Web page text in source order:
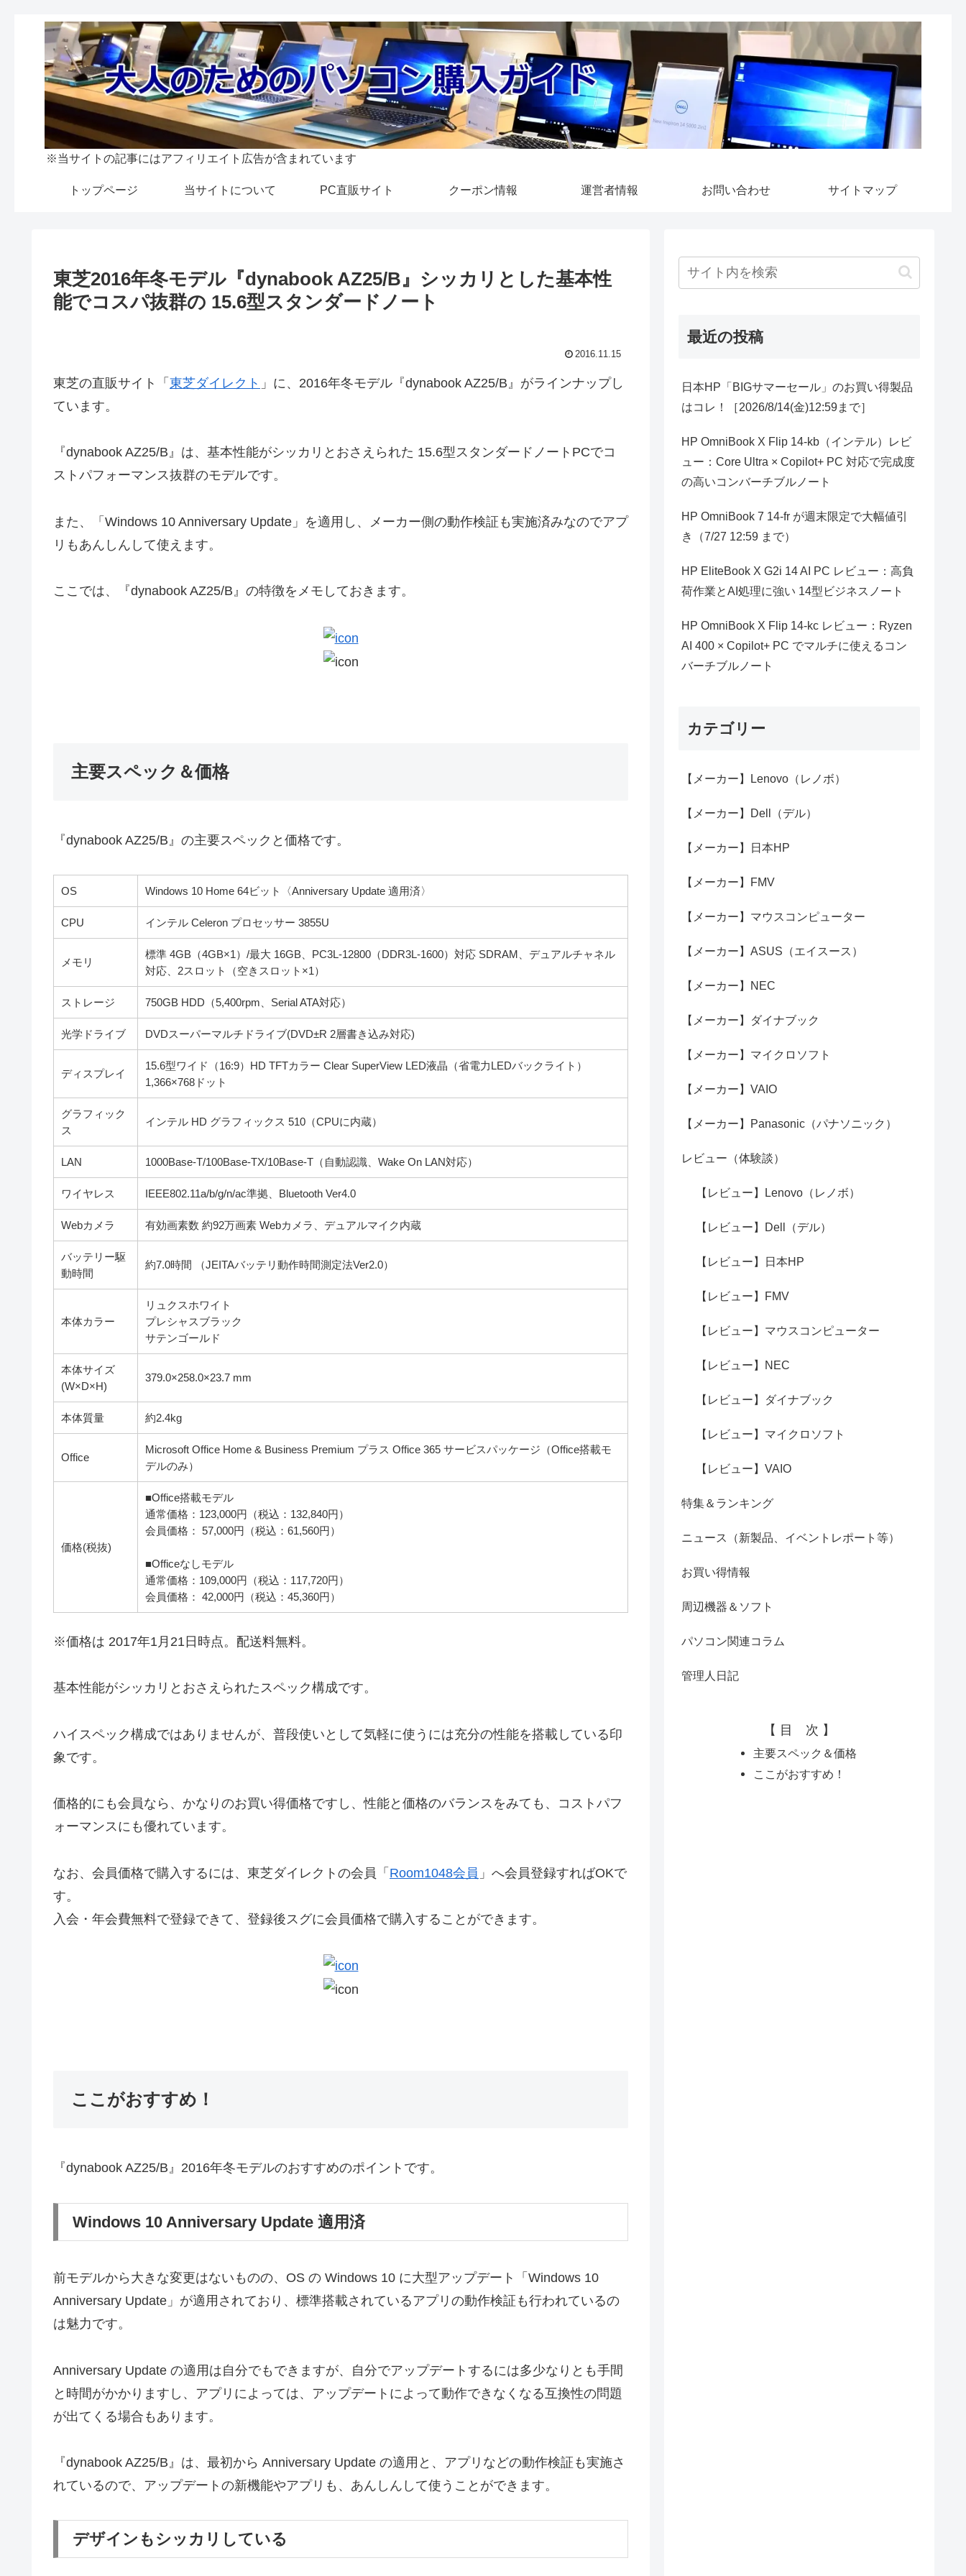
※当サイトの記事にはアフィリエイト広告が含まれています
トップページ 当サイトについて PC直販サイト クーポン情報 運営者情報 お問い合わせ サイトマップ
東芝2016年冬モデル『dynabook AZ25/B』シッカリとした基本性
能でコスパ抜群の 15.6型スタンダードノート
2016.11.15
東芝の直販サイト「 東芝ダイレクト 」に、2016年冬モデル『dynabook AZ25/B』がラインナップし
ています。
『dynabook AZ25/B』は、基本性能がシッカリとおさえられた 15.6型スタンダードノートPCでコ
ストパフォーマンス抜群のモデルです。
また、「Windows 10 Anniversary Update」を適用し、メーカー側の動作検証も実施済みなのでアプ
リもあんしんして使えます。
ここでは、『dynabook AZ25/B』の特徴をメモしておきます。
主要スペック＆価格
『dynabook AZ25/B』の主要スペックと価格です。
OS Windows 10 Home 64ビット〈Anniversary Update 適用済〉
CPU インテル Celeron プロセッサー 3855U
メモリ
標準 4GB（4GB×1）/最大 16GB、PC3L-12800（DDR3L-1600）対応 SDRAM、デュアルチャネル
対応、2スロット（空きスロット×1）
ストレージ 750GB HDD（5,400rpm、Serial ATA対応）
光学ドライブ DVDスーパーマルチドライブ(DVD±R 2層書き込み対応)
ディスプレイ
15.6型ワイド（16:9）HD TFTカラー Clear SuperView LED液晶（省電力LEDバックライト）
1,366×768ドット
グラフィック
ス
インテル HD グラフィックス 510（CPUに内蔵）
LAN 1000Base-T/100Base-TX/10Base-T（自動認識、Wake On LAN対応）
ワイヤレス IEEE802.11a/b/g/n/ac準拠、Bluetooth Ver4.0
Webカメラ 有効画素数 約92万画素 Webカメラ、デュアルマイク内蔵
バッテリー駆
動時間
約7.0時間 （JEITAバッテリ動作時間測定法Ver2.0）
本体カラー
リュクスホワイト
プレシャスブラック
サテンゴールド
本体サイズ
(W×D×H)
379.0×258.0×23.7 mm
本体質量 約2.4kg
Office
Microsoft Office Home & Business Premium プラス Office 365 サービスパッケージ（Office搭載モ
デルのみ）
価格(税抜)
■Office搭載モデル
通常価格：123,000円（税込：132,840円）
会員価格： 57,000円（税込：61,560円）
■Officeなしモデル
通常価格：109,000円（税込：117,720円）
会員価格： 42,000円（税込：45,360円）
※価格は 2017年1月21日時点。配送料無料。
基本性能がシッカリとおさえられたスペック構成です。
ハイスペック構成ではありませんが、普段使いとして気軽に使うには充分の性能を搭載している印
象です。
価格的にも会員なら、かなりのお買い得価格ですし、性能と価格のバランスをみても、コストパフ
ォーマンスにも優れています。
なお、会員価格で購入するには、東芝ダイレクトの会員「 Room1048会員 」へ会員登録すればOKで
す。
入会・年会費無料で登録できて、登録後スグに会員価格で購入することができます。
ここがおすすめ！
『dynabook AZ25/B』2016年冬モデルのおすすめのポイントです。
Windows 10 Anniversary Update 適用済
前モデルから大きな変更はないものの、OS の Windows 10 に大型アップデート「Windows 10
Anniversary Update」が適用されており、標準搭載されているアプリの動作検証も行われているの
は魅力です。
Anniversary Update の適用は自分でもできますが、自分でアップデートするには多少なりとも手間
と時間がかかりますし、アプリによっては、アップデートによって動作できなくなる互換性の問題
が出てくる場合もあります。
『dynabook AZ25/B』は、最初から Anniversary Update の適用と、アプリなどの動作検証も実施さ
れているので、アップデートの新機能やアプリも、あんしんして使うことができます。
デザインもシッカリしている
最近の投稿
日本HP「BIGサマーセール」のお買い得製品
はコレ！［2026/8/14(金)12:59まで］
HP OmniBook X Flip 14-kb（インテル）レビ
ュー：Core Ultra × Copilot+ PC 対応で完成度
の高いコンバーチブルノート
HP OmniBook 7 14-fr が週末限定で大幅値引
き（7/27 12:59 まで）
HP EliteBook X G2i 14 AI PC レビュー：高負
荷作業とAI処理に強い 14型ビジネスノート
HP OmniBook X Flip 14-kc レビュー：Ryzen
AI 400 × Copilot+ PC でマルチに使えるコン
バーチブルノート
カテゴリー
【メーカー】Lenovo（レノボ）
【メーカー】Dell（デル）
【メーカー】日本HP
【メーカー】FMV
【メーカー】マウスコンピューター
【メーカー】ASUS（エイスース）
【メーカー】NEC
【メーカー】ダイナブック
【メーカー】マイクロソフト
【メーカー】VAIO
【メーカー】Panasonic（パナソニック）
レビュー（体験談）
【レビュー】Lenovo（レノボ）
【レビュー】Dell（デル）
【レビュー】日本HP
【レビュー】FMV
【レビュー】マウスコンピューター
【レビュー】NEC
【レビュー】ダイナブック
【レビュー】マイクロソフト
【レビュー】VAIO
特集＆ランキング
ニュース（新製品、イベントレポート等）
お買い得情報
周辺機器＆ソフト
パソコン関連コラム
管理人日記
【 目 次 】
主要スペック＆価格
ここがおすすめ！